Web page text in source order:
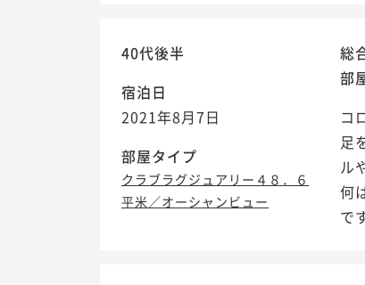
40代後半
宿泊日
2021年8月7日
部屋タイプ
クラブラグジュアリー４８．６
平米／オーシャンビュー
総
部
コ
足
ル
何
で